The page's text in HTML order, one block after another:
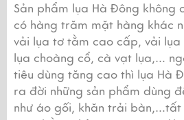
Sản phẩm lụa Hà Đông không
có hàng trăm mặt hàng khác
vải lụa tơ tằm cao cấp, vải lụa
lụa choàng cổ, cà vạt lụa,…
tiêu dùng tăng cao thì lụa Hà
ra đời những sản phẩm dùng
như áo gối, khăn trải